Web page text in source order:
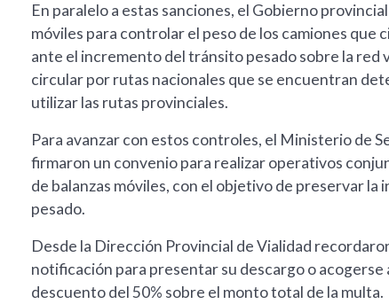
En paralelo a estas sanciones, el Gobierno
móviles para controlar el peso de los camiones que
ante el incremento del tránsito pesado sobre la
circular por rutas nacionales que se encuentran
utilizar las rutas provinciales.
Para avanzar con estos controles, el Ministerio de
firmaron un convenio para realizar operativos
de balanzas móviles, con el objetivo de preservar
pesado.
Desde la Dirección Provincial de Vialidad
notificación para presentar su descargo o
descuento del 50% sobre el monto total de la multa.